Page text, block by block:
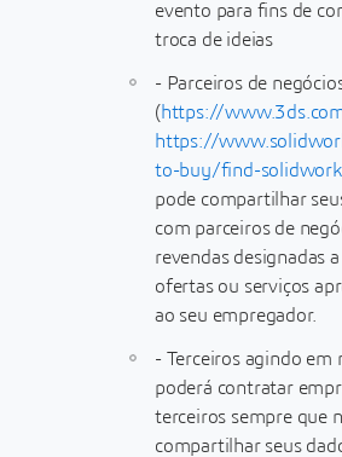
evento para fins de
troca de ideias
- Parceiros de
(https://
https://
to-buy/find-
pode compartilhar
com parceiros de
revendas designadas
ofertas ou serviços
ao seu empregador.
- Terceiros agindo em
poderá contratar
terceiros sempre que
compartilhar seus